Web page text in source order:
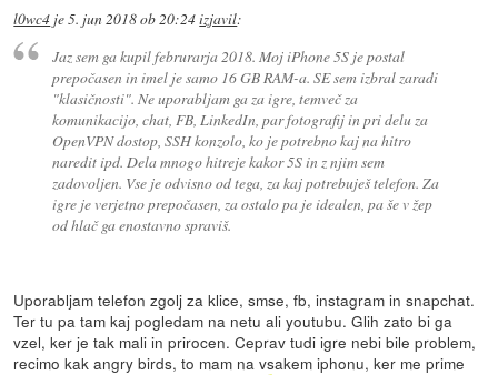
l0wc4 je5. jun 2018 ob 20:24izjavil:
Jaz sem ga kupil februrarja 2018. Moj iPhone 5S je postal
prepočasen in imel je samo 16 GB RAM-a. SE sem izbral zaradi
"klasičnosti". Ne uporabljam ga za igre, temveč za
komunikacijo, chat, FB, LinkedIn, par fotografij in pri delu za
OpenVPN dostop, SSH konzolo, ko je potrebno kaj na hitro
naredit ipd. Dela mnogo hitreje kakor 5S in z njim sem
zadovoljen. Vse je odvisno od tega, za kaj potrebuješ telefon. Za
igre je verjetno prepočasen, za ostalo pa je idealen, pa še v žep
od hlač ga enostavno spraviš.
Uporabljam telefon zgolj za klice, smse, fb, instagram in snapchat.
Ter tu pa tam kaj pogledam na netu ali youtubu. Glih zato bi ga
vzel, ker je tak mali in prirocen. Ceprav tudi igre nebi bile problem,
recimo kak angry birds, to mam na vsakem iphonu, ker me prime